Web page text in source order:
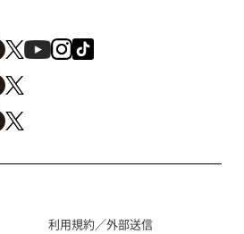
利用規約／外部送信